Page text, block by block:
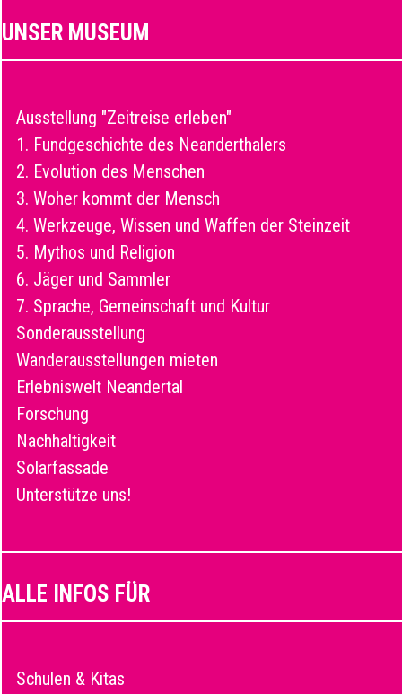
UNSER MUSEUM
Ausstellung "Zeitreise erleben"
1. Fundgeschichte des Neanderthalers
2. Evolution des Menschen
3. Woher kommt der Mensch
4. Werkzeuge, Wissen und Waffen der Steinzeit
5. Mythos und Religion
6. Jäger und Sammler
7. Sprache, Gemeinschaft und Kultur
Sonderausstellung
Wanderausstellungen mieten
Erlebniswelt Neandertal
Forschung
Nachhaltigkeit
Solarfassade
Unterstütze uns!
ALLE INFOS FÜR
Schulen & Kitas